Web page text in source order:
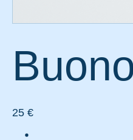
25 €